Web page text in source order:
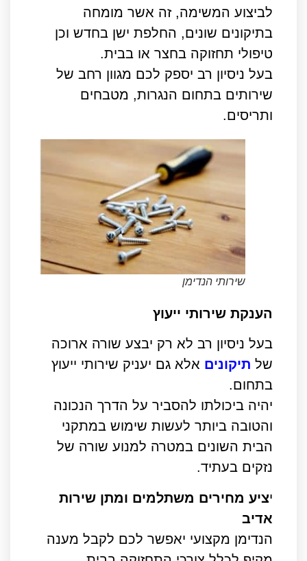
לביצוע המשימה, זה אשר מומחה
בתיקונים שונים, החלפת ישן בחדש וכן
טיפולי תחזוקה בחצר או בבית.
בעל ניסיון רב יספק לכם מגוון רחב של
שירותים בתחום הנגרות, מטבחים
ותריסים.
שירותי הנדימן
הענקת שירותי ייעוץ
בעל ניסיון רב לא רק יבצע שורה ארוכה
של תיקונים אלא גם יעניק שירותי ייעוץ
בתחום.
יהיה ביכולתו להסביר על הדרך הנכונה
והטובה ביותר לעשות שימוש במתקני
הבית השונים במטרה למנוע שורה של
נזקים בעתיד.
יציע מחירים משתלמים ומתן שירות
אדיב
הנדימן מקצועי יאפשר לכם לקבל מענה